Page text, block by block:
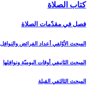
كتاب الصلاة
فصل في مقدّمات الصلاة
المبحث الأوّل‏في أعداد الفرائض والنوافل‏
المبحث الثاني‏في أوقات اليوميّة ونوافلها
المبحث الثالث‏في القبلة